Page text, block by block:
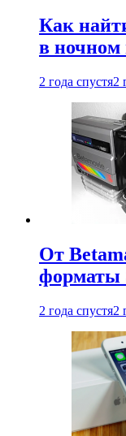
Как
в ночном
2 года спустя2
От
форматы
2 года спустя2